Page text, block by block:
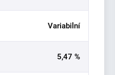
Variabilní
5,47 %